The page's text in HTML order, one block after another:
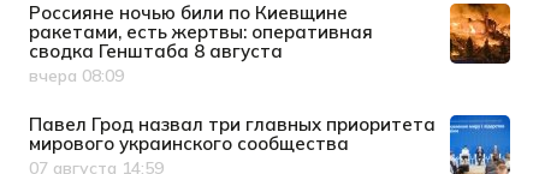
Россияне ночью били по Киевщине
ракетами, есть жертвы: оперативная
сводка Генштаба 8 августа
Дата публикации
вчера 08:09
Павел Грод назвал три главных приоритета
мирового украинского сообщества
07 августа 14:59